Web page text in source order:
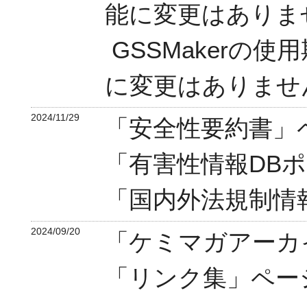
能に変更はあり
GSSMakerの使
に変更はありま
2024/11/29
「安全性要約書
「有害性情報DB
「国内外法規制
2024/09/20
「ケミマガアー
「リンク集」ペ